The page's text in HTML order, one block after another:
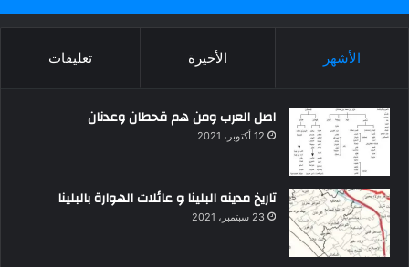
الأشهر الأخيرة تعليقات
اصل العرب ومن هم قحطان وعدنان
12 أكتوبر، 2021
تاريخ مدينه البلينا و عائلات الهوارة بالبلينا
23 سبتمبر، 2021